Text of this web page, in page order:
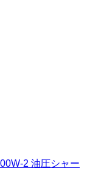
2 油圧シャー